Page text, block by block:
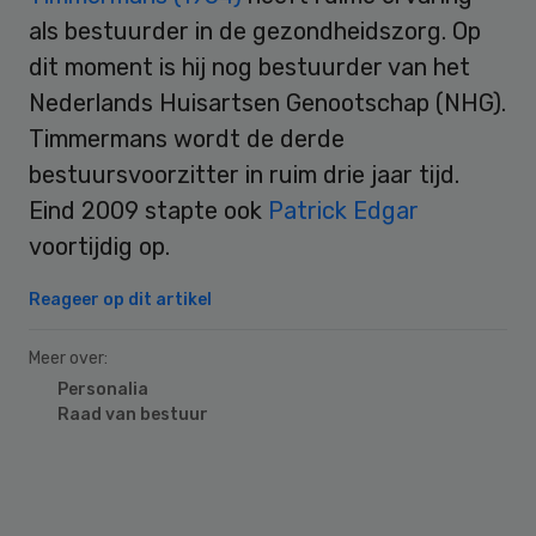
als bestuurder in de gezondheidszorg. Op
dit moment is hij nog bestuurder van het
Nederlands Huisartsen Genootschap (NHG).
Timmermans wordt de derde
bestuursvoorzitter in ruim drie jaar tijd.
Eind 2009 stapte ook Patrick Edgar
voortijdig op.
Reageer op dit artikel
Meer over:
Personalia
Raad van bestuur